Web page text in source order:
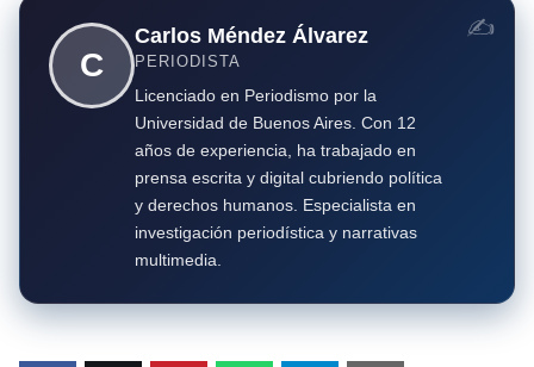
C
Carlos Méndez Álvarez
PERIODISTA
Licenciado en Periodismo por la
Universidad de Buenos Aires. Con 12
años de experiencia, ha trabajado en
prensa escrita y digital cubriendo política
y derechos humanos. Especialista en
investigación periodística y narrativas
multimedia.